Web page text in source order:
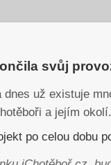
svůj
už existuje
a jejím okolí.
po celou dobu